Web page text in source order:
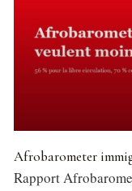
Afrobarometer
Rapport